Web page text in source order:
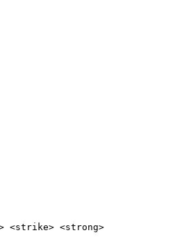
<strike> <strong>